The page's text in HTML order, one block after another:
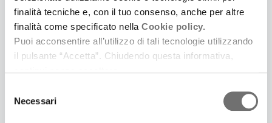
finalità tecniche e, con il tuo consenso, anche per altre
finalità come specificato nella Cookie policy.
Puoi acconsentire all’utilizzo di tali tecnologie utilizzando
il pulsante “Accetta”. Chiudendo questa informativa,
delNecessari
6 Giugno 2017
PIETRO MANODORI: SE LA FINANZA HA UN'ETICA